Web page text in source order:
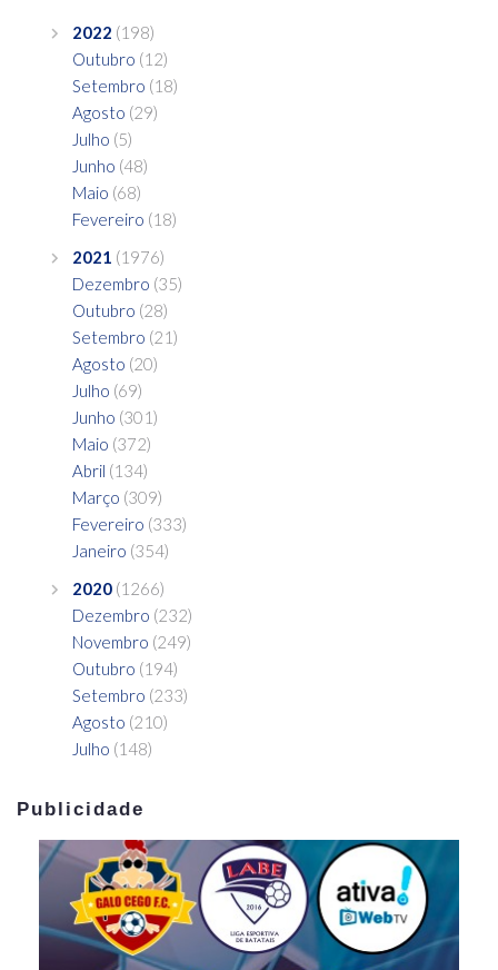
2022 (198)
Outubro (12)
Setembro (18)
Agosto (29)
Julho (5)
Junho (48)
Maio (68)
Fevereiro (18)
2021 (1976)
Dezembro (35)
Outubro (28)
Setembro (21)
Agosto (20)
Julho (69)
Junho (301)
Maio (372)
Abril (134)
Março (309)
Fevereiro (333)
Janeiro (354)
2020 (1266)
Dezembro (232)
Novembro (249)
Outubro (194)
Setembro (233)
Agosto (210)
Julho (148)
Publicidade